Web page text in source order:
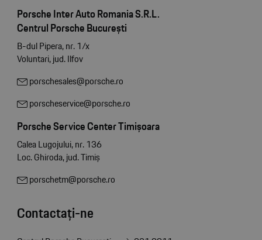
Porsche Inter Auto Romania S.R.L.
Centrul Porsche București
B-dul Pipera, nr. 1/x
Voluntari, jud. Ilfov
porschesales@porsche.ro
porscheservice@porsche.ro
Porsche Service Center Timișoara
Calea Lugojului, nr. 136
Loc. Ghiroda, jud. Timiș
porschetm@porsche.ro
Contactați-ne